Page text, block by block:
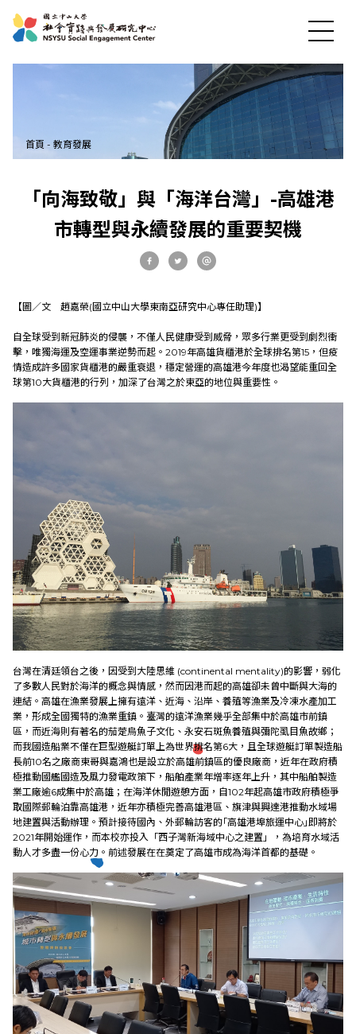
最新消息
關於中心
教育發展
研究成果
EN
首頁 - 教育發展
「向海致敬」與「海洋台灣」-高雄港
市轉型與永續發展的重要契機
【圖／文 趙嘉榮(國立中山大學東南亞研究中心專任助理)】
自全球受到新冠肺炎的侵襲，不僅人民健康受到威脅，眾多行業更受到劇烈衝
擊，唯獨海運及空運事業逆勢而起。2019年高雄貨櫃港於全球排名第15，但疫
情造成許多國家貨櫃港的嚴重衰退，穩定營運的高雄港今年度也渴望能重回全
球第10大貨櫃港的行列，加深了台灣之於東亞的地位與重要性。
台灣在清廷領台之後，因受到大陸思維 (continental mentality)的影響，弱化
了多數人民對於海洋的概念與情感，然而因港而起的高雄卻未曾中斷與大海的
連結。高雄在漁業發展上擁有遠洋、近海、沿岸、養殖等漁業及冷凍水產加工
業，形成全國獨特的漁業重鎮。臺灣的遠洋漁業幾乎全部集中於高雄市前鎮
區，而近海則有著名的茄萣烏魚子文化、永安石斑魚養殖與彌陀虱目魚故鄉；
而我國造船業不僅在巨型遊艇訂單上為世界排名第6大，且全球遊艇訂單製造船
長前10名之廠商東哥與嘉鴻也是設立於高雄前鎮區的優良廠商，近年在政府積
極推動國艦國造及風力發電政策下，船舶產業年增率逐年上升，其中船舶製造
業工廠逾6成集中於高雄；在海洋休閒遊憩方面，自102年起高雄市政府積極爭
取國際郵輪泊靠高雄港，近年亦積極完善高雄港區、旗津與興達港推動水域場
地建置與活動辦理。預計接待國內、外郵輪訪客的｢高雄港埠旅運中心｣即將於
2021年開始運作，而本校亦投入「西子灣新海域中心之建置」，為培育水域活
動人才多盡一份心力。前述發展在在奠定了高雄市成為海洋首都的基礎。